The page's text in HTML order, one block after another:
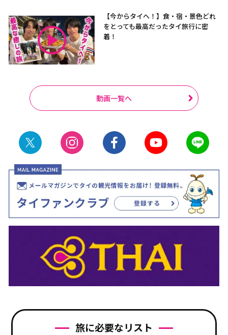
【今からタイへ！】食・宿・景色どれ
をとっても最高だったタイ旅行に密
着！
動画一覧へ
旅に必要なリスト